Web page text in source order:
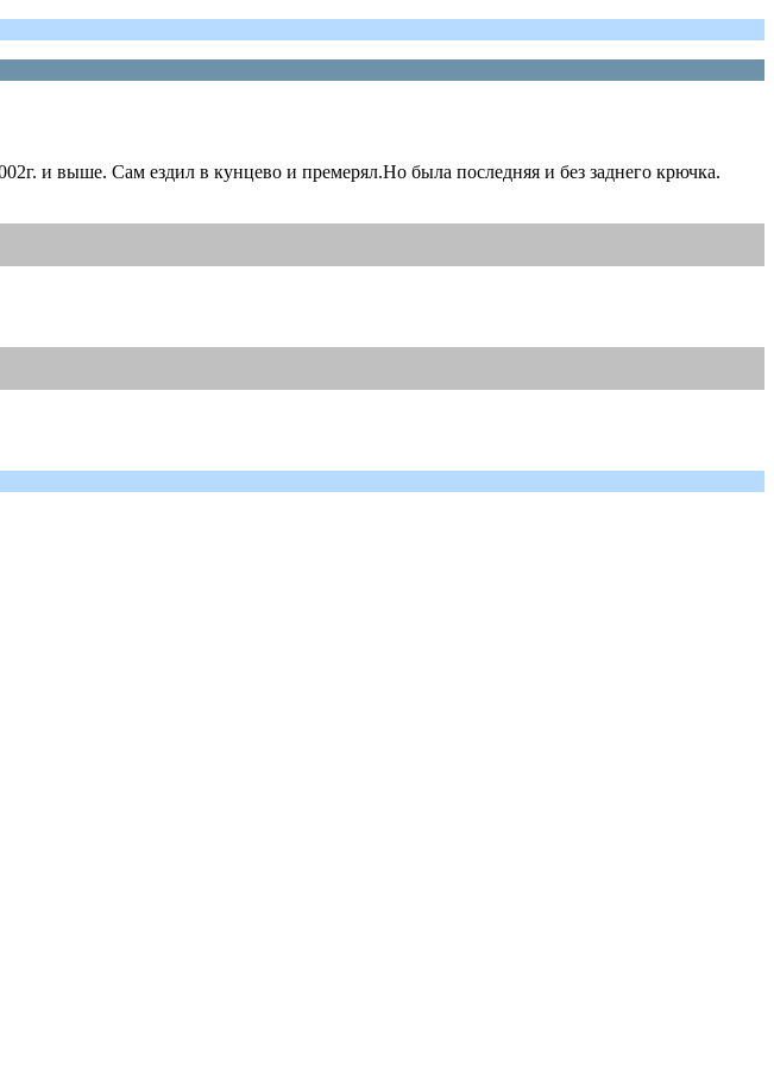
и выше. Сам ездил в кунцево и премерял.Но была последняя и без заднего крючка.